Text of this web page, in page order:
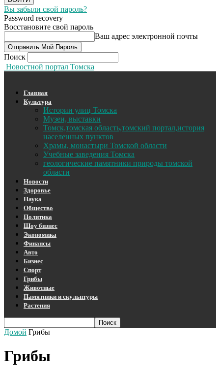
Вы забыли свой пароль?
Password recovery
Восстановите свой пароль
Ваш адрес электронной почты
Поиск
Новостной портал Томска
Главная
Культура
Истории улиц Томска
Музеи, выставки
Томск,томская область,томский портал,история
населенных пунктов
Храмы, монастыри Томской области
Учебные заведения Томска
геологические памятники природы томской
области
Новости
Здоровье
Наука
Общество
Политика
Шоу бизнес
Экономика
Финансы
Авто
Бизнес
Спорт
Грибы
Животные
Памятники и скульптуры
Растения
Домой Грибы
Грибы